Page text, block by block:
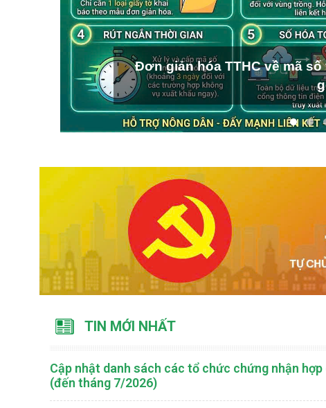
Đơn giản hóa TTHC về mã
TIN MỚI NHẤT
Cập nhật danh sách các tổ chức chứng nhận
(đến tháng 7/2026)